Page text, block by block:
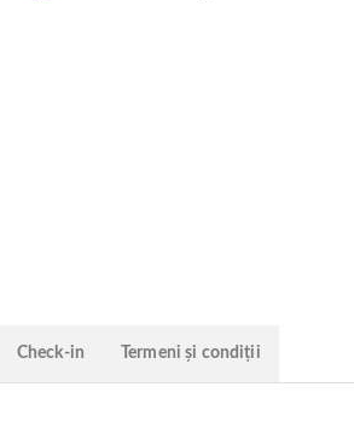
Check-in Termeni și condiții